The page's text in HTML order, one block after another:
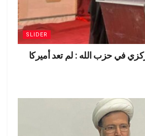
SLIDER
في حزب الله : لم تعد أميركا